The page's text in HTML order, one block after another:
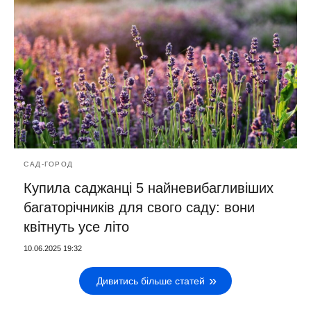
САД-ГОРОД
Купила саджанці 5 найневибагливіших
багаторічників для свого саду: вони
квітнуть усе літо
10.06.2025 19:32
Дивитись більше статей